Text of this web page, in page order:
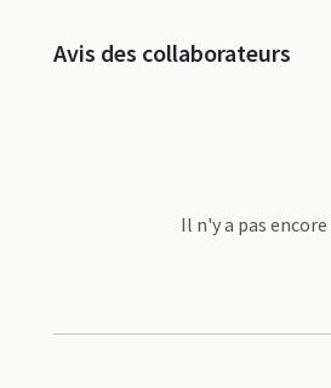
Avis des collaborateurs
Il n'y a pas